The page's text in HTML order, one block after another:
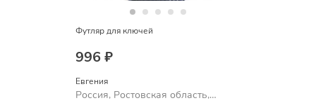
Футляр для ключей
996 ₽
Евгения
Россия, Ростовская область,